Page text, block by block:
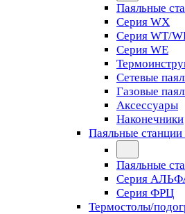
Паяльные
Серия WX
Серия WT/
Серия WE
Сетевые
Газовые
Аксессуары
Наконечники
Паяльные
Паяльные
Серия
Серия ФРЦ
Термостолы/